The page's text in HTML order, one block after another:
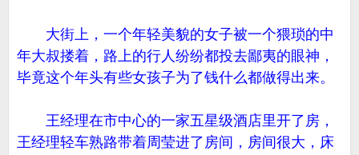
大街上，一个年轻美貌的女子被一个猥琐的中
年大叔搂着，路上的行人纷纷都投去鄙夷的眼神，
毕竟这个年头有些女孩子为了钱什么都做得出来。
王经理在市中心的一家五星级酒店里开了房，
王经理轻车熟路带着周莹进了房间，房间很大，床